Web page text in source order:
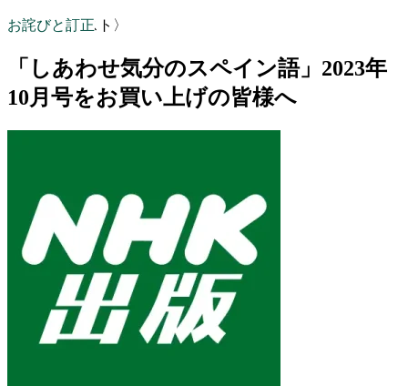
お詫びと訂正
〈NHKテキスト〉
「しあわせ気分のスペイン語」2023年
10月号をお買い上げの皆様へ